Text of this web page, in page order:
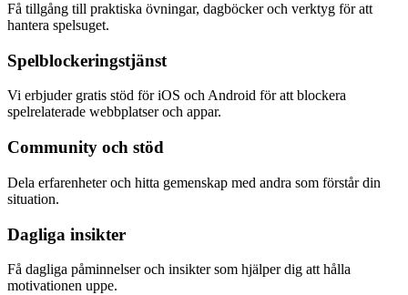
Få tillgång till praktiska övningar, dagböcker och verktyg för att
hantera spelsuget.
Spelblockeringstjänst
Vi erbjuder gratis stöd för iOS och Android för att blockera
spelrelaterade webbplatser och appar.
Community och stöd
Dela erfarenheter och hitta gemenskap med andra som förstår din
situation.
Dagliga insikter
Få dagliga påminnelser och insikter som hjälper dig att hålla
motivationen uppe.